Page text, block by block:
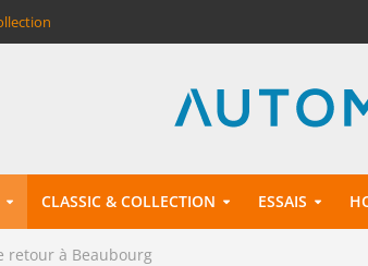
CLASSIC & COLLECTION ESSAIS
retour à Beaubourg